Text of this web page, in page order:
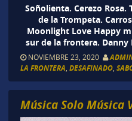
Soñolienta. Cerezo Rosa.
de la Trompeta.
Moonlight Love Happy
sur de la frontera. Danny
NOVIEMBRE 23, 2020
LA FRONTERA, DESAFINADO,
Música Solo Música